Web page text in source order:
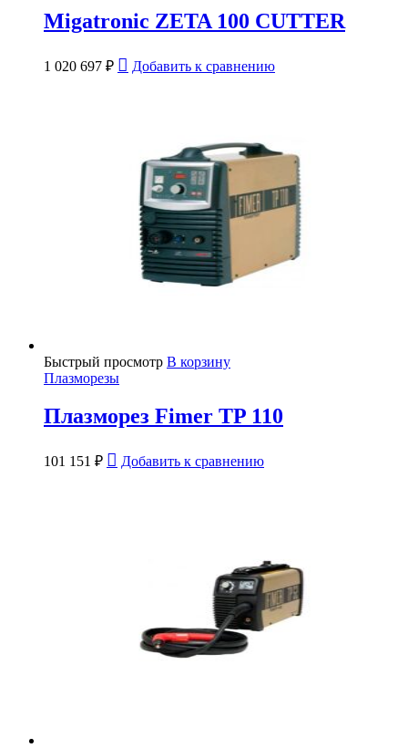
Migatronic ZETA 100 CUTTER
1 020 697 ₽ Добавить к сравнению
Быстрый просмотр В корзину
Плазморезы
Плазморез Fimer TP 110
101 151 ₽ Добавить к сравнению